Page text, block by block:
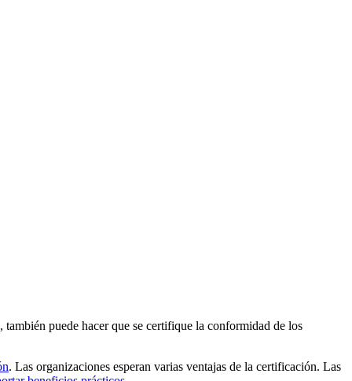
puede hacer que se certifique la conformidad de los
. Las organizaciones esperan varias ventajas de la certificación. Las